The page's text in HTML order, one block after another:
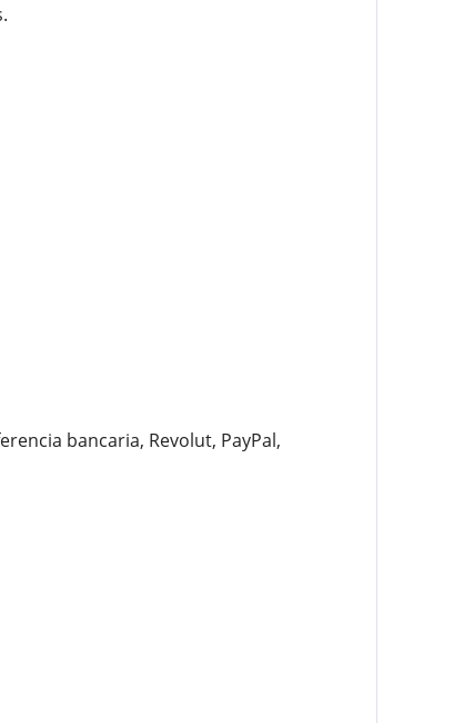
bancaria, Revolut, PayPal,